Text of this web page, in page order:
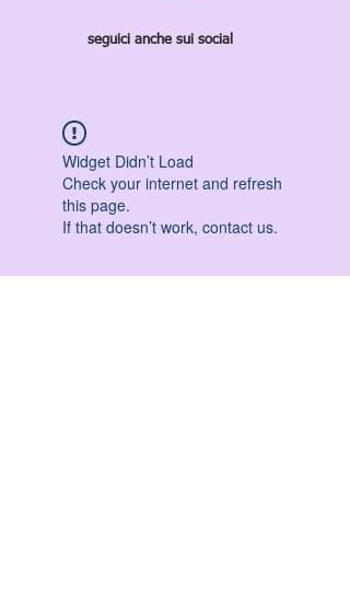
seguici anche sui social
Widget Didn’t Load
Check your internet and refresh
this page.
If that doesn’t work, contact us.